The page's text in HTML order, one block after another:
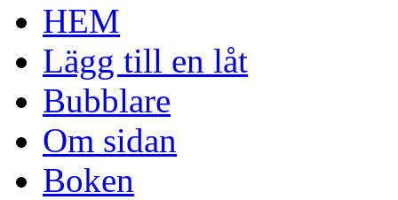
HEM
Lägg till en låt
Bubblare
Om sidan
Boken